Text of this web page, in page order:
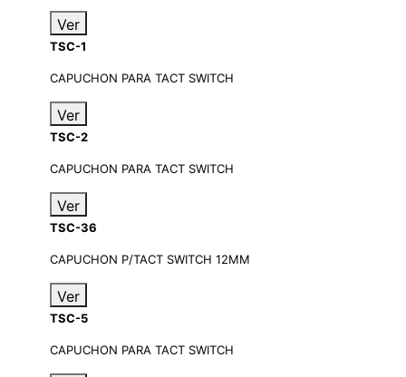
Ver
TSC-1
CAPUCHON PARA TACT SWITCH
Ver
TSC-2
CAPUCHON PARA TACT SWITCH
Ver
TSC-36
CAPUCHON P/TACT SWITCH 12MM
Ver
TSC-5
CAPUCHON PARA TACT SWITCH